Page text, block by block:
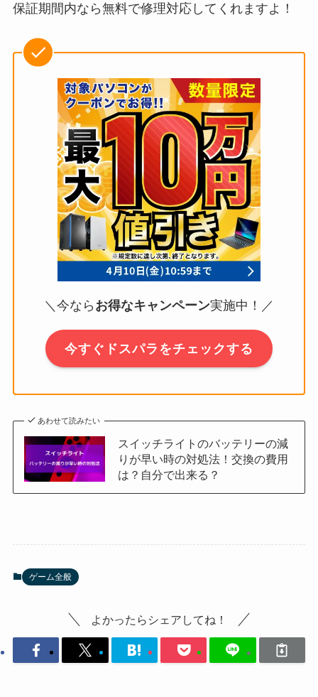
保証期間内なら無料で修理対応してくれますよ！
＼今なら お得なキャンペーン実施中！／
今すぐドスパラをチェックする
あわせて読みたい
スイッチライトのバッテリーの減
りが早い時の対処法！交換の費用
は？自分で出来る？
ゲーム全般
よかったらシェアしてね！